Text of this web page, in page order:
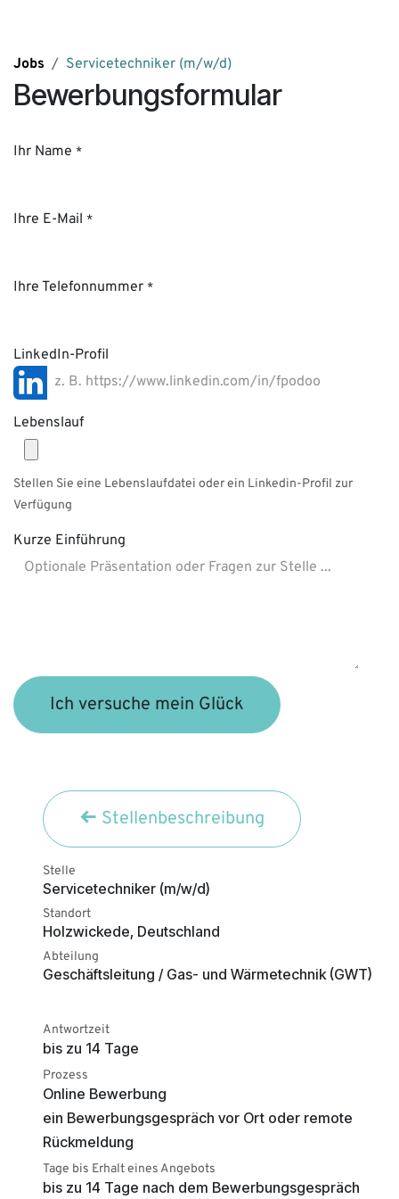
Jobs Servicetechniker (m/w/d)
Bewerbungsformular
Ihr Name *
Ihre E-Mail *
Ihre Telefonnummer *
LinkedIn-Profil
Lebenslauf
Stellen Sie eine Lebenslaufdatei oder ein Linkedin-Profil zur
Verfügung
Kurze Einführung
Ich versuche mein Glück
Stellenbeschreibung
Stelle
Servicetechniker (m/w/d)
Standort
Holzwickede, Deutschland
Abteilung
Geschäftsleitung / Gas- und Wärmetechnik (GWT)
Antwortzeit
bis zu 14 Tage
Prozess
Online Bewerbung
ein Bewerbungsgespräch vor Ort oder remote
Rückmeldung
Tage bis Erhalt eines Angebots
bis zu 14 Tage nach dem Bewerbungsgespräch